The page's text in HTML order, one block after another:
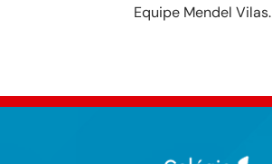
Equipe Mendel Vilas.